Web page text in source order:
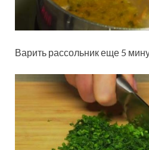
Варить рассольник еще 5